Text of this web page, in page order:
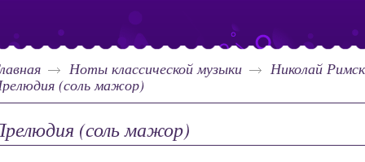
Ноты классической музыки
Николай
(соль мажор)
(соль мажор)